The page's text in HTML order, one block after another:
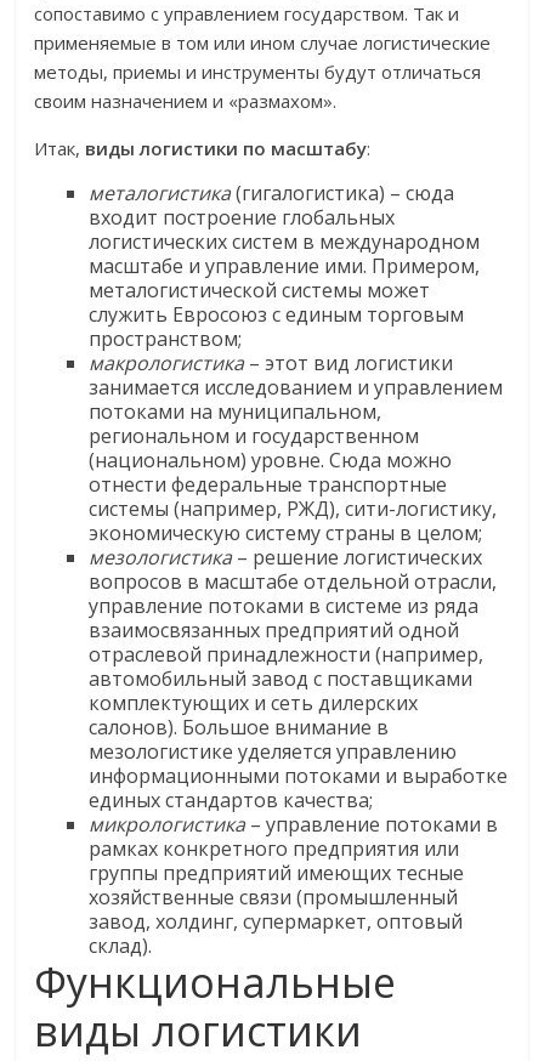
сопоставимо с управлением государством. Так и
применяемые в том или ином случае логистические
методы, приемы и инструменты будут отличаться
своим назначением и «размахом».
Итак, виды логистики по масштабу:
металогистика(гигалогистика) – сюда
входит построение глобальных
логистических систем в международном
масштабе и управление ими. Примером,
металогистической системы может
служить Евросоюз с единым торговым
пространством;
макрологистика – этот вид логистики
занимается исследованием и управлением
потоками на муниципальном,
региональном и государственном
(национальном) уровне. Сюда можно
отнести федеральные транспортные
системы (например, РЖД), сити-логистику,
экономическую систему страны в целом;
мезологистика – решение логистических
вопросов в масштабе отдельной отрасли,
управление потоками в системе из ряда
взаимосвязанных предприятий одной
отраслевой принадлежности (например,
автомобильный завод с поставщиками
комплектующих и сеть дилерских
салонов). Большое внимание в
мезологистике уделяется управлению
информационными потоками и выработке
единых стандартов качества;
микрологистика – управление потоками в
рамках конкретного предприятия или
группы предприятий имеющих тесные
хозяйственные связи (промышленный
завод, холдинг, супермаркет, оптовый
склад).
Функциональные
виды логистики